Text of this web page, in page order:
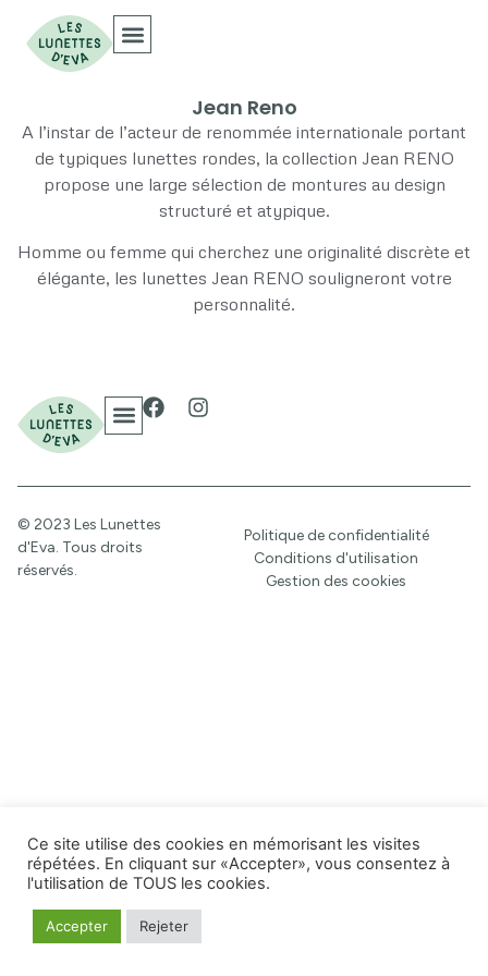
Jean Reno
A l’instar de l’acteur de renommée internationale portant
de typiques lunettes rondes, la collection Jean RENO
propose une large sélection de montures au design
structuré et atypique.
Homme ou femme qui cherchez une originalité discrète et
élégante, les lunettes Jean RENO souligneront votre
personnalité.
© 2023 Les Lunettes
d'Eva. Tous droits
réservés.
Politique de confidentialité
Conditions d'utilisation
Gestion des cookies
Ce site utilise des cookies en mémorisant les visites
répétées. En cliquant sur «Accepter», vous consentez à
l'utilisation de TOUS les cookies.
Accepter Rejeter